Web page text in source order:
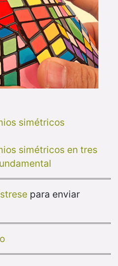
simétricos
simétricos en tres
para enviar